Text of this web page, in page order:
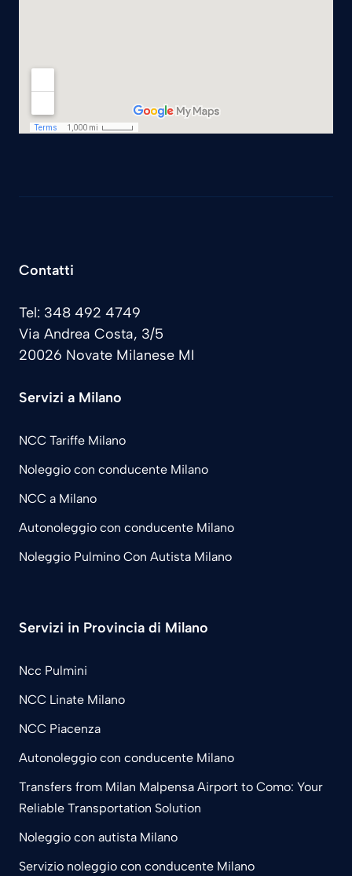
Contatti
Tel: 348 492 4749
Via Andrea Costa, 3/5
20026 Novate Milanese MI
Servizi a Milano
NCC Tariffe Milano
Noleggio con conducente Milano
NCC a Milano
Autonoleggio con conducente Milano
Noleggio Pulmino Con Autista Milano
Servizi in Provincia di Milano
Ncc Pulmini
NCC Linate Milano
NCC Piacenza
Autonoleggio con conducente Milano
Transfers from Milan Malpensa Airport to Como: Your
Reliable Transportation Solution
Noleggio con autista Milano
Servizio noleggio con conducente Milano